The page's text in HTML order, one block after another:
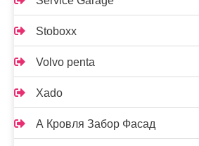
Stoboxx
Volvo penta
Xado
А Кровля Забор Фасад